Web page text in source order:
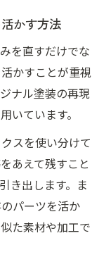
かす方法
を直すだけでな
かすことが重視
ナル塗装の再現
いています。
スを使い分けて
あえて残すこと
き出します。ま
パーツを活か
た素材や加工で